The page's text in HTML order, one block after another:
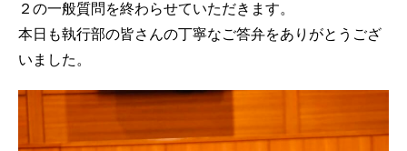
２の一般質問を終わらせていただきます。
本日も執行部の皆さんの丁寧なご答弁をありがとうござ
いました。